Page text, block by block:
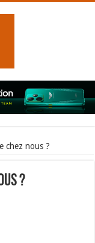
chez nous ?
?